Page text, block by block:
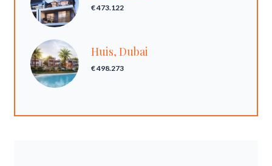
€ 473.122
Huis, Dubai
€ 498.273